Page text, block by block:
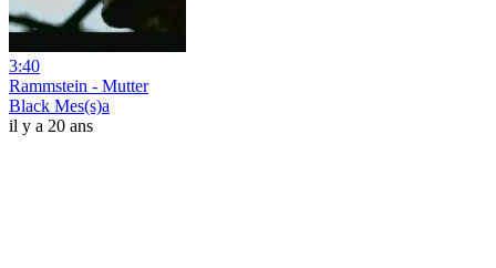
3:40
Rammstein - Mutter
Black Mes(s)a
il y a 20 ans